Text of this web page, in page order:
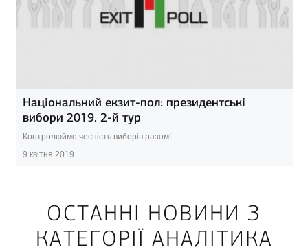
Національний екзит-пол: президентські
вибори 2019. 2-й тур
Контролюймо чесність виборів разом!
9 квітня 2019
ОСТАННІ НОВИНИ З
КАТЕГОРІЇ АНАЛІТИКА